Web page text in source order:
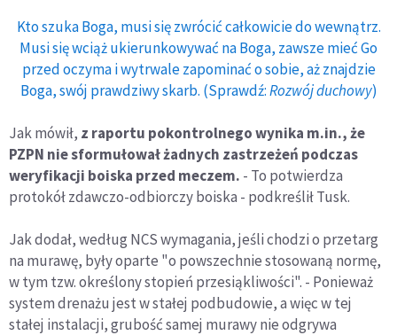
Kto szuka Boga, musi się zwrócić całkowicie do wewnątrz.
Musi się wciąż ukierunkowywać na Boga, zawsze mieć Go
przed oczyma i wytrwale zapominać o sobie, aż znajdzie
Boga, swój prawdziwy skarb. (Sprawdź:Rozwój duchowy)
Jak mówił, z raportu pokontrolnego wynika m.in., że
PZPN nie sformułował żadnych zastrzeżeń podczas
weryfikacji boiska przed meczem. - To potwierdza
protokół zdawczo-odbiorczy boiska - podkreślił Tusk.
Jak dodał, według NCS wymagania, jeśli chodzi o przetarg
na murawę, były oparte "o powszechnie stosowaną normę,
w tym tzw. określony stopień przesiąkliwości". - Ponieważ
system drenażu jest w stałej podbudowie, a więc w tej
stałej instalacji, grubość samej murawy nie odgrywa